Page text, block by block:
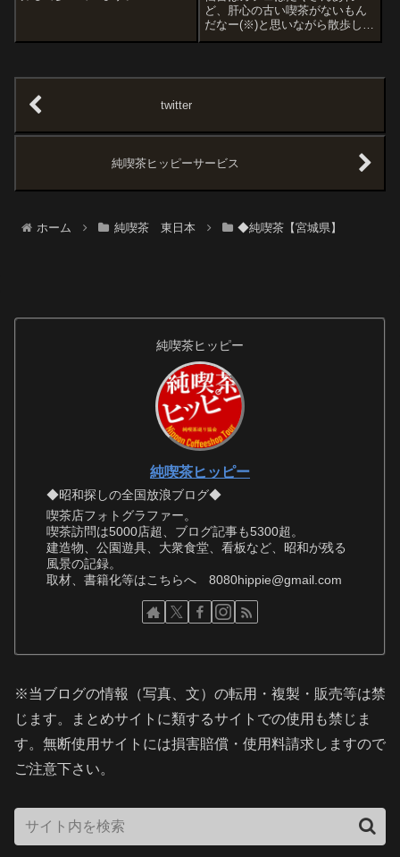
す。筆字体だこれはなんの建物
だ...
ど、肝心の古い喫茶がないもん
だなー(※)と思いながら散歩して
ましたが以下の店はそのうち行
いのと、移動が「歩き」なもん
twitter
純喫茶ヒッピーサービス
ホーム 純喫茶 東日本 ◆純喫茶【宮城県】
純喫茶ヒッピー
純喫茶ヒッピー
◆昭和探しの全国放浪ブログ◆
喫茶店フォトグラファー。
喫茶訪問は5000店超、ブログ記事も5300超。
建造物、公園遊具、大衆食堂、看板など、昭和が残る
風景の記録。
取材、書籍化等はこちらへ 8080hippie@gmail.com
※当ブログの情報（写真、文）の転用・複製・販売等は禁
じます。まとめサイトに類するサイトでの使用も禁じま
す。無断使用サイトには損害賠償・使用料請求しますので
ご注意下さい。